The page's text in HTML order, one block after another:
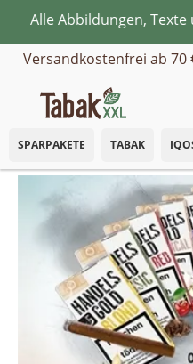
Zum Hauptinhalt springen
Texte und
Versandkostenfrei ab 70
SPARPAKETE TABAK